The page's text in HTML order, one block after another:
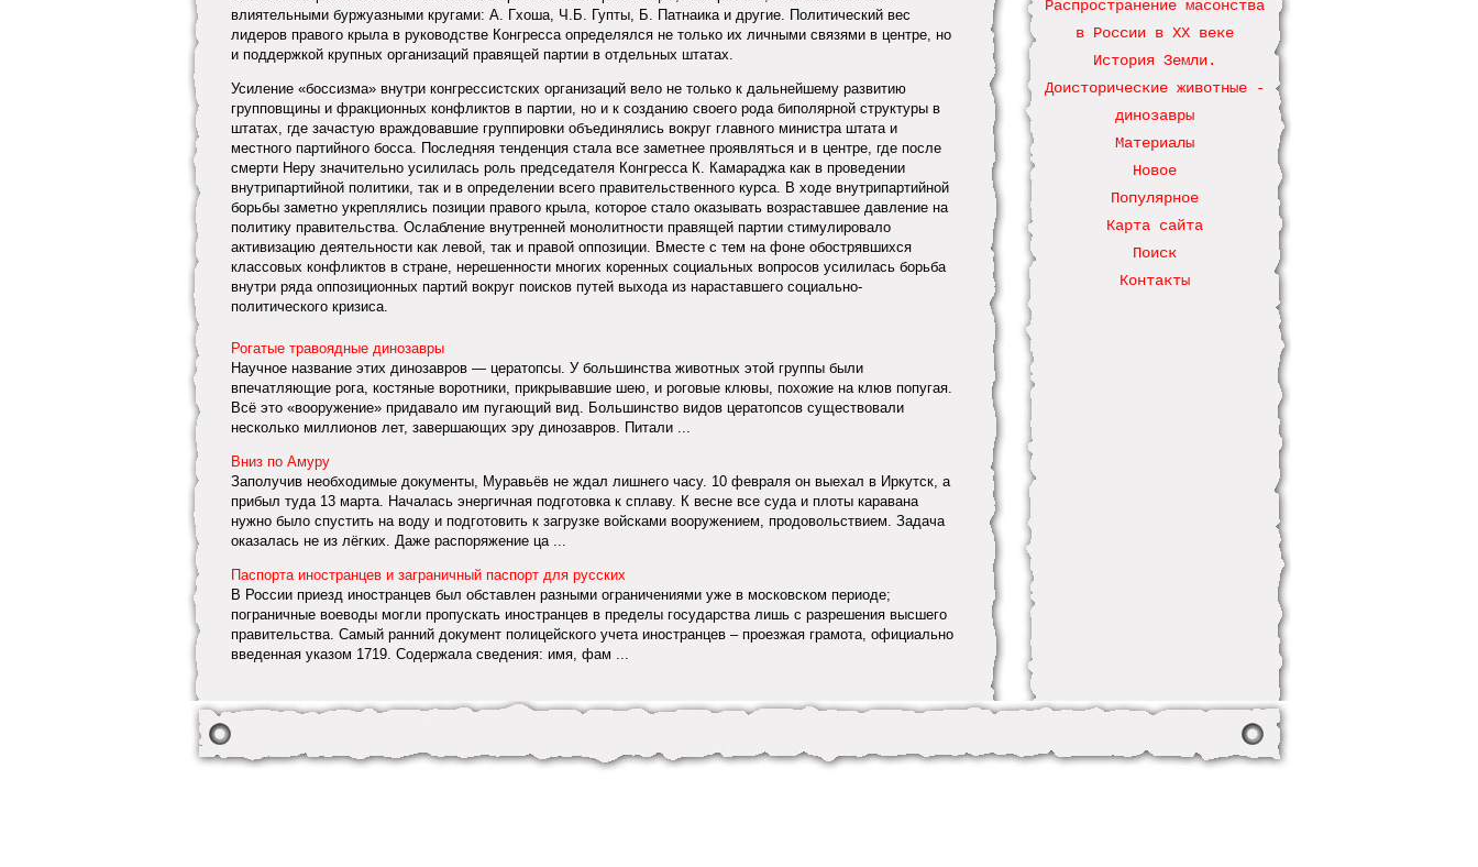
влиятельными буржуазными кругами: А. Гхоша, Ч.Б. Гупты, Б. Патнаика и другие. Политический вес
лидеров правого крыла в руководстве Конгресса определялся не только их личными связями в центре, но
и поддержкой крупных организаций правящей партии в отдельных штатах.
Усиление «боссизма» внутри конгрессистских организаций вело не только к дальнейшему развитию
групповщины и фракционных конфликтов в партии, но и к созданию своего рода биполярной структуры в
штатах, где зачастую враждовавшие группировки объединялись вокруг главного министра штата и
местного партийного босса. Последняя тенденция стала все заметнее проявляться и в центре, где после
смерти Неру значительно усилилась роль председателя Конгресса К. Камараджа как в проведении
внутрипартийной политики, так и в определении всего правительственного курса. В ходе внутрипартийной
борьбы заметно укреплялись позиции правого крыла, которое стало оказывать возраставшее давление на
политику правительства. Ослабление внутренней монолитности правящей партии стимулировало
активизацию деятельности как левой, так и правой оппозиции. Вместе с тем на фоне обострявшихся
классовых конфликтов в стране, нерешенности многих коренных социальных вопросов усилилась борьба
внутри ряда оппозиционных партий вокруг поисков путей выхода из нараставшего социально-
политического кризиса.
Рогатые травоядные динозавры
Научное название этих динозавров — цератопсы. У большинства животных этой группы были
впечатляющие рога, костяные воротники, прикрывавшие шею, и роговые клювы, похожие на клюв попугая.
Всё это «вооружение» придавало им пугающий вид. Большинство видов цератопсов существовали
несколько миллионов лет, завершающих эру динозавров. Питали ...
Вниз по Амуру
Заполучив необходимые документы, Муравьёв не ждал лишнего часу. 10 февраля он выехал в Иркутск, а
прибыл туда 13 марта. Началась энергичная подготовка к сплаву. К весне все суда и плоты каравана
нужно было спустить на воду и подготовить к загрузке войсками вооружением, продовольствием. Задача
оказалась не из лёгких. Даже распоряжение ца ...
Паспорта иностранцев и заграничный паспорт для русских
В России приезд иностранцев был обставлен разными ограничениями уже в московском периоде;
пограничные воеводы могли пропускать иностранцев в пределы государства лишь с разрешения высшего
правительства. Самый ранний документ полицейского учета иностранцев – проезжая грамота, официально
введенная указом 1719. Содержала сведения: имя, фам ...
Распространение масонства
в России в ХХ веке
История Земли.
Доисторические животные -
динозавры
Материалы
Новое
Популярное
Карта сайта
Поиск
Контакты